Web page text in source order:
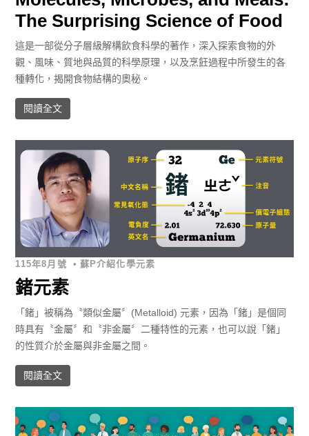
The Surprising Science of Food
這是一部從分子層級解構飲食科學的著作，深入探索食物的外
觀、風味、質地與品質的科學原理，以及烹飪過程中所發生的各
種轉化，揭開食物結構的奧秘。
閱讀全文
115年8月號 • 蘇P介紹化學元素
鍺元素
「鍺」被稱為〝類似金屬〞(Metalloid) 元素，因為「鍺」是個同
時具有〝金屬〞和〝非金屬〞二種特性的元素，也可以說「鍺」
的性質介於金屬與非金屬之間。
閱讀全文